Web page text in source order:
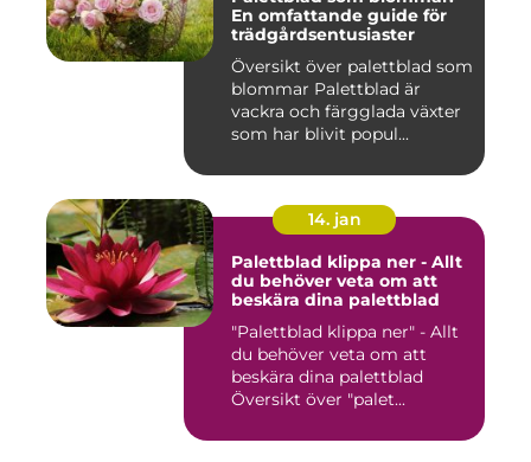
En omfattande guide för
trädgårdsentusiaster
Översikt över palettblad som
blommar Palettblad är
vackra och färgglada växter
som har blivit popul...
14. jan
Palettblad klippa ner - Allt
du behöver veta om att
beskära dina palettblad
"Palettblad klippa ner" - Allt
du behöver veta om att
beskära dina palettblad
Översikt över "palet...